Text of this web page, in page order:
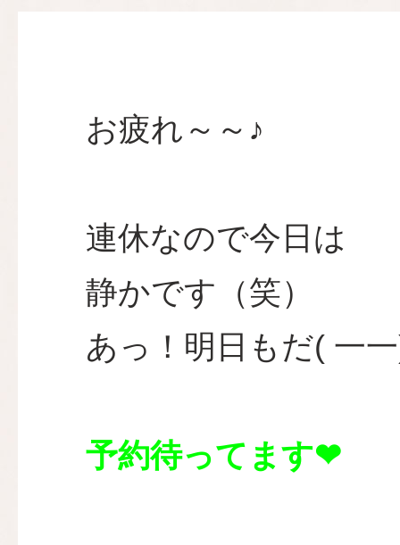
お疲れ～～♪
連休なので今日は
静かです（笑）
あっ！明日もだ( 一
予約待ってます❤